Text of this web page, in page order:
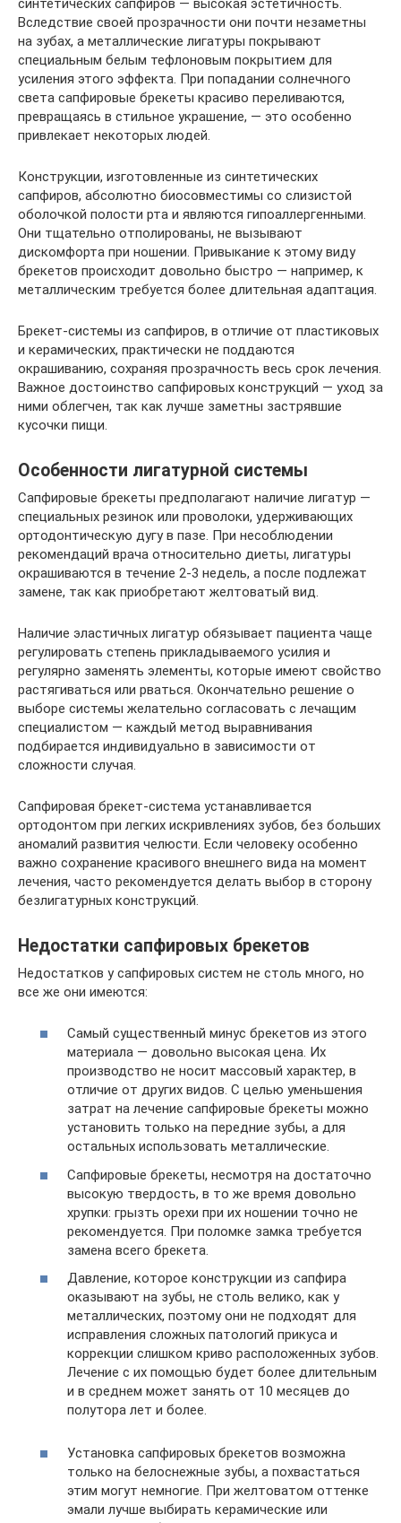
синтетических сапфиров — высокая эстетичность.
Вследствие своей прозрачности они почти незаметны
на зубах, а металлические лигатуры покрывают
специальным белым тефлоновым покрытием для
усиления этого эффекта. При попадании солнечного
света сапфировые брекеты красиво переливаются,
превращаясь в стильное украшение, — это особенно
привлекает некоторых людей.
Конструкции, изготовленные из синтетических
сапфиров, абсолютно биосовместимы со слизистой
оболочкой полости рта и являются гипоаллергенными.
Они тщательно отполированы, не вызывают
дискомфорта при ношении. Привыкание к этому виду
брекетов происходит довольно быстро — например, к
металлическим требуется более длительная адаптация.
Брекет-системы из сапфиров, в отличие от пластиковых
и керамических, практически не поддаются
окрашиванию, сохраняя прозрачность весь срок лечения.
Важное достоинство сапфировых конструкций — уход за
ними облегчен, так как лучше заметны застрявшие
кусочки пищи.
Особенности лигатурной системы
Сапфировые брекеты предполагают наличие лигатур —
специальных резинок или проволоки, удерживающих
ортодонтическую дугу в пазе. При несоблюдении
рекомендаций врача относительно диеты, лигатуры
окрашиваются в течение 2-3 недель, а после подлежат
замене, так как приобретают желтоватый вид.
Наличие эластичных лигатур обязывает пациента чаще
регулировать степень прикладываемого усилия и
регулярно заменять элементы, которые имеют свойство
растягиваться или рваться. Окончательно решение о
выборе системы желательно согласовать с лечащим
специалистом — каждый метод выравнивания
подбирается индивидуально в зависимости от
сложности случая.
Сапфировая брекет-система устанавливается
ортодонтом при легких искривлениях зубов, без больших
аномалий развития челюсти. Если человеку особенно
важно сохранение красивого внешнего вида на момент
лечения, часто рекомендуется делать выбор в сторону
безлигатурных конструкций.
Недостатки сапфировых брекетов
Недостатков у сапфировых систем не столь много, но
все же они имеются:
Самый существенный минус брекетов из этого
материала — довольно высокая цена. Их
производство не носит массовый характер, в
отличие от других видов. С целью уменьшения
затрат на лечение сапфировые брекеты можно
установить только на передние зубы, а для
остальных использовать металлические.
Сапфировые брекеты, несмотря на достаточно
высокую твердость, в то же время довольно
хрупки: грызть орехи при их ношении точно не
рекомендуется. При поломке замка требуется
замена всего брекета.
Давление, которое конструкции из сапфира
оказывают на зубы, не столь велико, как у
металлических, поэтому они не подходят для
исправления сложных патологий прикуса и
коррекции слишком криво расположенных зубов.
Лечение с их помощью будет более длительным
и в среднем может занять от 10 месяцев до
полутора лет и более.
Установка сапфировых брекетов возможна
только на белоснежные зубы, а похвастаться
этим могут немногие. При желтоватом оттенке
эмали лучше выбирать керамические или